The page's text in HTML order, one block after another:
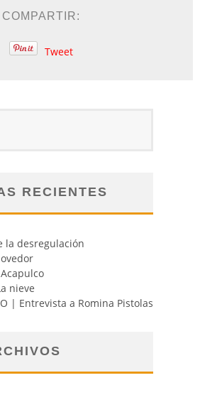
COMPARTIR:
Tweet
RECIENTES
la desregulación
nieve
| Entrevista a Romina Pistolas